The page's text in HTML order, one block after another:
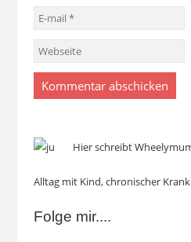
Hier schreibt
Alltag mit Kind, chronischer
Folge mir....